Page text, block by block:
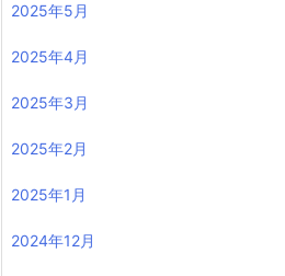
2025年5月
2025年4月
2025年3月
2025年2月
2025年1月
2024年12月